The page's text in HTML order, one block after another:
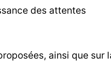
des attentes
ainsi que